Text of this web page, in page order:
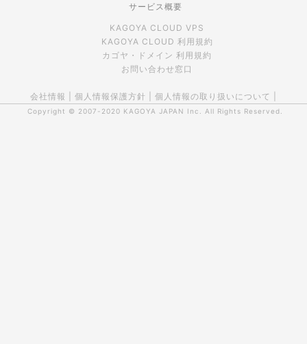
サービス概要
KAGOYA CLOUD VPS
KAGOYA CLOUD 利用規約
カゴヤ・ドメイン 利用規約
お問い合わせ窓口
会社情報 個人情報保護方針 個人情報の取り扱いについて
Copyright © 2007-2020 KAGOYA JAPAN Inc. All Rights Reserved.